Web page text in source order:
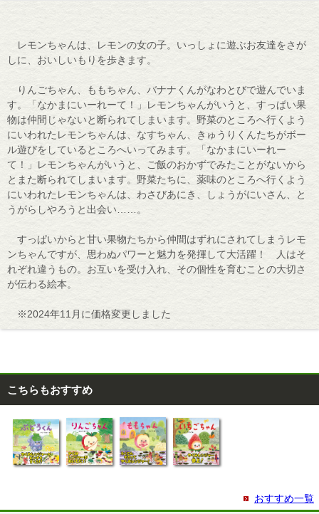
レモンちゃんは、レモンの女の子。いっしょに遊ぶお友達をさが
しに、おいしいもりを歩きます。
りんごちゃん、ももちゃん、バナナくんがなわとびで遊んでいま
す。「なかまにいーれーて！」レモンちゃんがいうと、すっぱい果
物は仲間じゃないと断られてしまいます。野菜のところへ行くよう
にいわれたレモンちゃんは、なすちゃん、きゅうりくんたちがボー
ル遊びをしているところへいってみます。「なかまにいーれー
て！」レモンちゃんがいうと、ご飯のおかずでみたことがないから
とまた断られてしまいます。野菜たちに、薬味のところへ行くよう
にいわれたレモンちゃんは、わさびあにき、しょうがにいさん、と
うがらしやろうと出会い……。
すっぱいからと甘い果物たちから仲間はずれにされてしまうレモ
ンちゃんですが、思わぬパワーと魅力を発揮して大活躍！ 人はそ
れぞれ違うもの。お互いを受け入れ、その個性を育むことの大切さ
が伝わる絵本。
※2024年11月に価格変更しました
こちらもおすすめ
おすすめ一覧